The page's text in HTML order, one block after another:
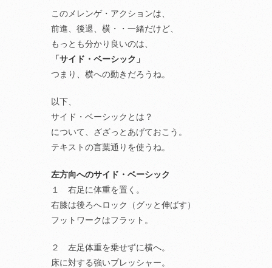
このメレンゲ・アクションは、
前進、後退、横・・一緒だけど、
もっとも分かり良いのは、
「サイド・ベーシック」
つまり、横への動きだろうね。
以下、
サイド・ベーシックとは？
について、ざざっとあげておこう。
テキストの言葉通りを使うね。
左方向へのサイド・ベーシック
１ 右足に体重を置く。
右膝は後ろへロック（グッと伸ばす）
フットワークはフラット。
２ 左足体重を乗せずに横へ。
床に対する強いプレッシャー。